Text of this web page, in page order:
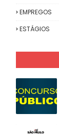
EMPREGOS
ESTÁGIOS